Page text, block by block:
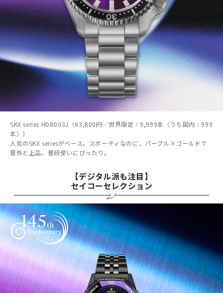
SKX series HDB003J（63,800円／世界限定：9,999本〈うち国内：999
本〉）
人気のSKX seriesがベース。スポーティなのに、パープル×ゴールドで
意外と上品。普段使いにぴったり。
【デジタル派も注目】
セイコーセレクション